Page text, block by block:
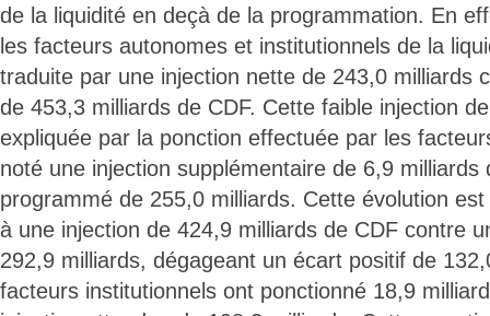
de la liquidité en deçà de la programmation. En
les facteurs autonomes et institutionnels de la
traduite par une injection nette de 243,0 milliards
de 453,3 milliards de CDF. Cette faible injection
expliquée par la ponction effectuée par les
noté une injection supplémentaire de 6,9 milliards
programmé de 255,0 milliards. Cette évolution
à une injection de 424,9 milliards de CDF contre
292,9 milliards, dégageant un écart positif de
facteurs institutionnels ont ponctionné 18,9